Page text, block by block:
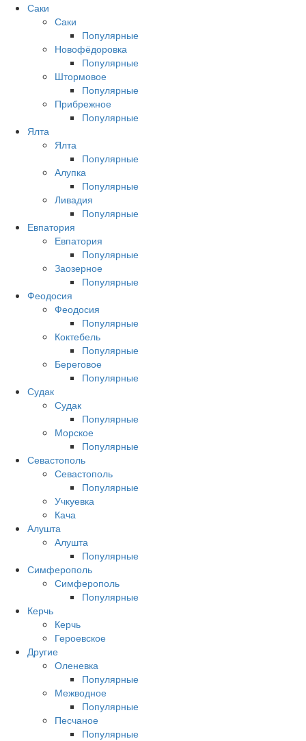
Саки
Саки
Популярные
Новофёдоровка
Популярные
Штормовое
Популярные
Прибрежное
Популярные
Ялта
Ялта
Популярные
Алупка
Популярные
Ливадия
Популярные
Евпатория
Евпатория
Популярные
Заозерное
Популярные
Феодосия
Феодосия
Популярные
Коктебель
Популярные
Береговое
Популярные
Судак
Судак
Популярные
Морское
Популярные
Севастополь
Севастополь
Популярные
Учкуевка
Кача
Алушта
Алушта
Популярные
Симферополь
Симферополь
Популярные
Керчь
Керчь
Героевское
Другие
Оленевка
Популярные
Межводное
Популярные
Песчаное
Популярные